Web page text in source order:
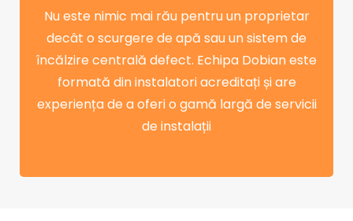
Nu este nimic mai rău pentru un proprietar
decât o scurgere de apă sau un sistem de
încălzire centrală defect. Echipa Dobian este
formată din instalatori acreditați și are
experiența de a oferi o gamă largă de servicii
de instalații